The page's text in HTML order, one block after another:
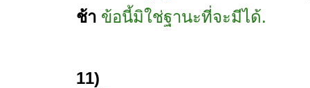
ช้า ข้อนี้มิใช่ฐานะที่จะมีได้.
11)